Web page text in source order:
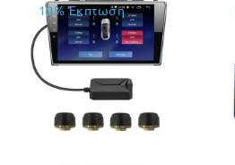
10% Έκπτωση